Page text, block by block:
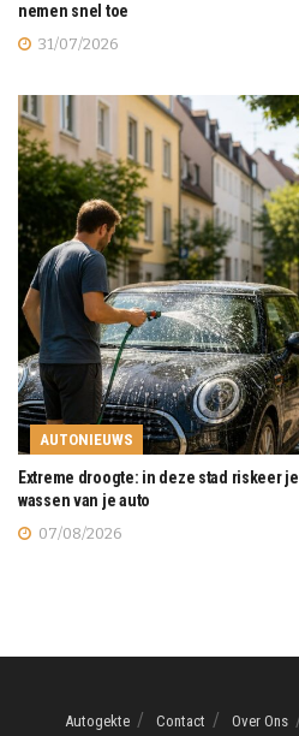
nemen snel toe
31/07/2026
AUTONIEUWS
Extreme droogte: in deze stad riskeer
wassen van je auto
07/08/2026
Autogekte Contact Over Ons